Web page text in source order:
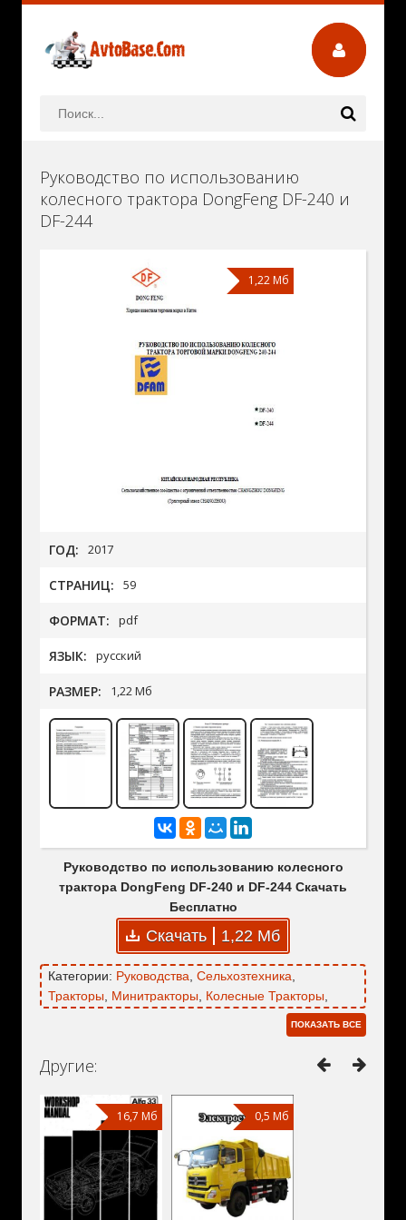
Руководство по использованию
колесного трактора DongFeng DF-240 и
DF-244
1,22 Мб
ГОД: 2017
СТРАНИЦ: 59
ФОРМАТ: pdf
ЯЗЫК: русский
РАЗМЕР: 1,22 Мб
Руководство по использованию колесного
трактора DongFeng DF-240 и DF-244 Скачать
Бесплатно
Скачать 1,22 Мб
Категории: Руководства, Сельхозтехника,
Тракторы, Минитракторы, Колесные Тракторы,
Китайские Тракторы,
DongFeng DF-244
ПОКАЗАТЬ ВСЕ
Другие:
16,7 Мб 0,5 Мб